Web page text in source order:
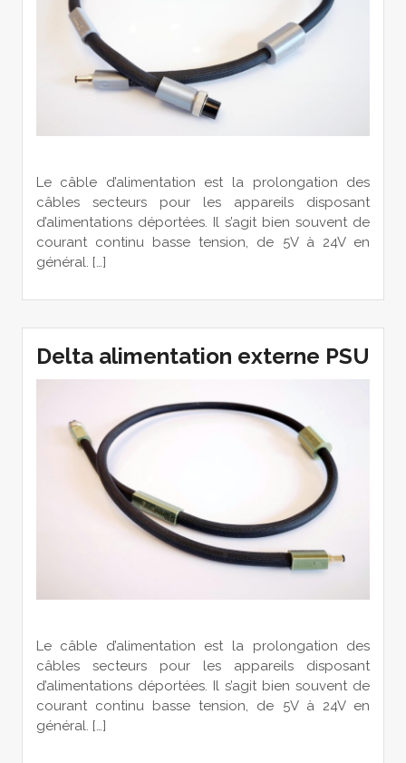
Le câble d’alimentation est la prolongation des
câbles secteurs pour les appareils disposant
d’alimentations déportées. Il s’agit bien souvent de
courant continu basse tension, de 5V à 24V en
général. […]
Delta alimentation externe PSU
Le câble d’alimentation est la prolongation des
câbles secteurs pour les appareils disposant
d’alimentations déportées. Il s’agit bien souvent de
courant continu basse tension, de 5V à 24V en
général. […]